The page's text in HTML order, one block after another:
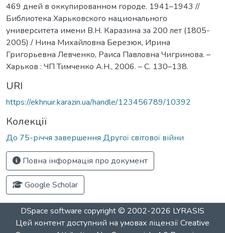
469 дней в оккупированном городе. 1941–1943 //
Библиотека Харьковского национального
университета имени В.Н. Каразина за 200 лет (1805-
2005) / Нина Михайловна Березюк, Ирина
Григорьевна Левченко, Раиса Павловна Чигринова. –
Харьков : ЧП Тимченко А.Н., 2006. – С. 130–138.
URI
https://ekhnuir.karazin.ua/handle/123456789/10392
Колекції
До 75-річчя завершення Другої світової війни
Повна інформація про документ
Google Scholar
DSpace software copyright © 2002-2026 LYRASIS
Цей контент доступний на умовах ліцензіїCreative